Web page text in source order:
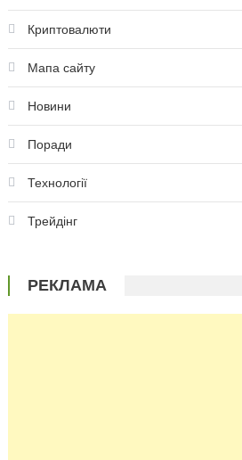
Криптовалюти
Мапа сайту
Новини
Поради
Технології
Трейдінг
РЕКЛАМА